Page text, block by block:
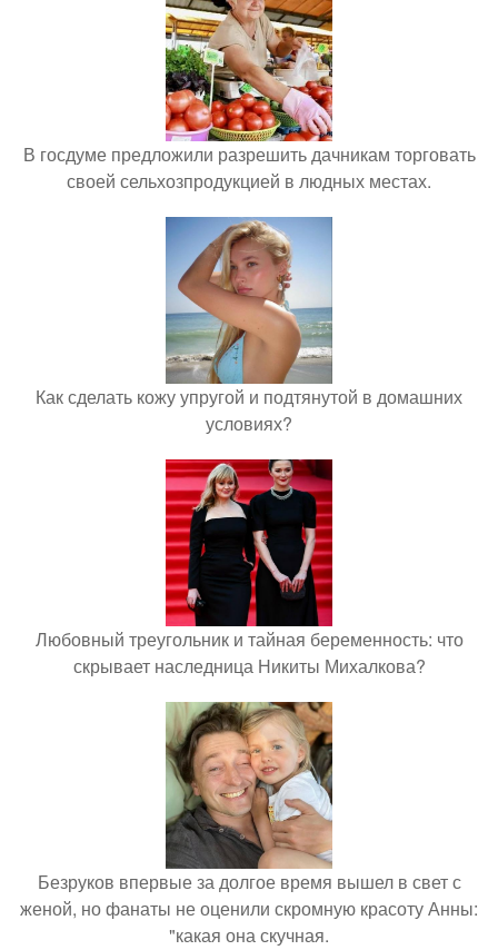
В госдуме предложили разрешить дачникам торговать
своей сельхозпродукцией в людных местах.
Как сделать кожу упругой и подтянутой в домашних
условиях?
Любовный треугольник и тайная беременность: что
скрывает наследница Никиты Михалкова?
Безруков впервые за долгое время вышел в свет с
женой, но фанаты не оценили скромную красоту Анны:
"какая она скучная.